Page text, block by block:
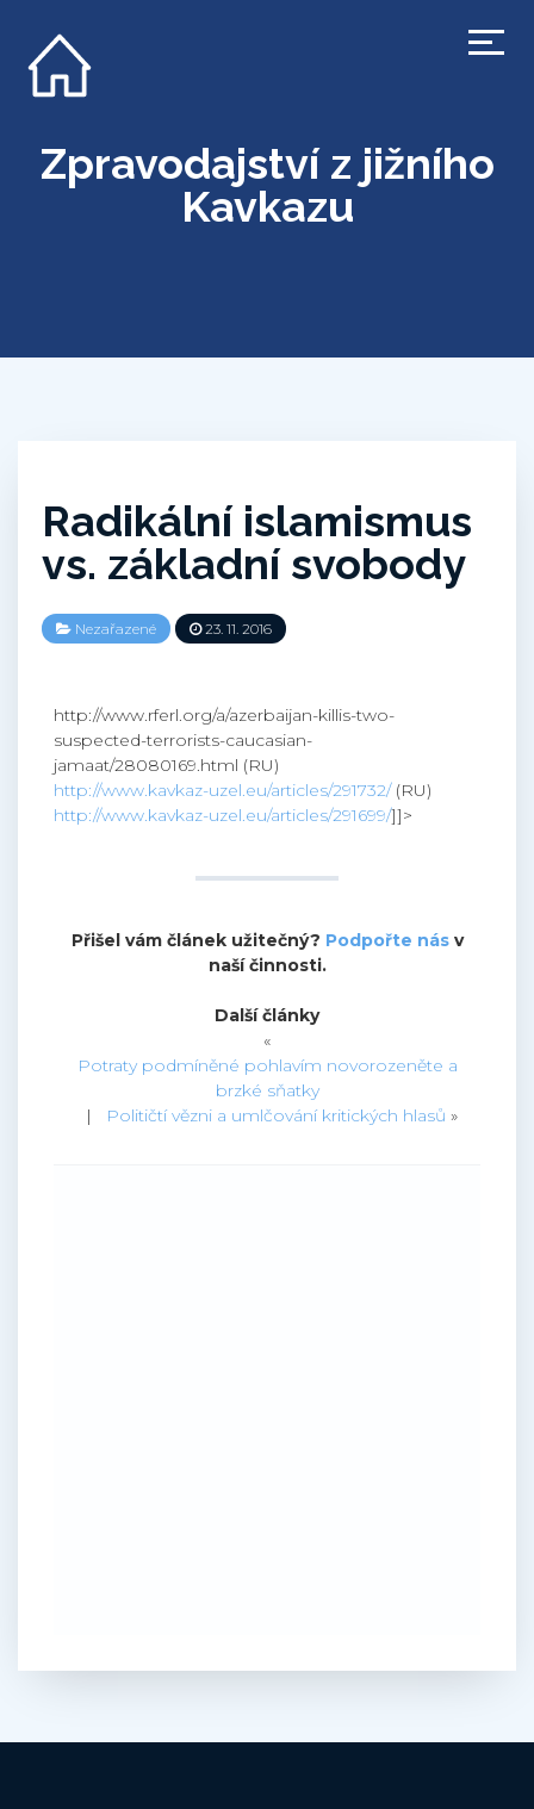
Zpravodajství z jižního
Kavkazu
Radikální islamismus
vs. základní svobody
Nezařazené 23. 11. 2016
http://www.rferl.org/a/azerbaijan-killis-two-
suspected-terrorists-caucasian-
jamaat/28080169.html (RU)
http://www.kavkaz-uzel.eu/articles/291732/(RU)
http://www.kavkaz-uzel.eu/articles/291699/]]>
Přišel vám článek užitečný? Podpořte násv
naší činnosti.
Další články
«
Potraty podmíněné pohlavím novorozeněte a
brzké sňatky
|
Političtí vězni a umlčování kritických hlasů »